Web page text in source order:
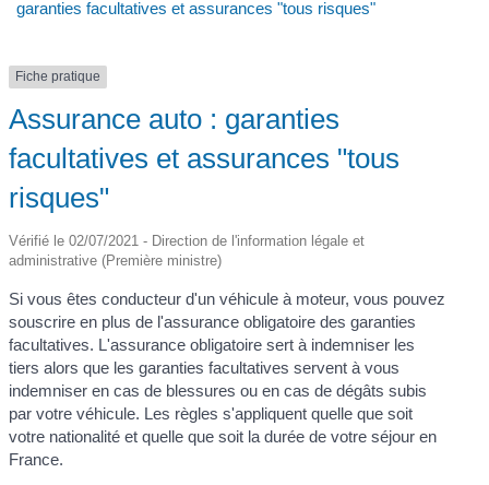
garanties facultatives et assurances "tous risques"
Fiche pratique
Assurance auto : garanties
facultatives et assurances "tous
risques"
Vérifié le 02/07/2021 - Direction de l'information légale et
administrative (Première ministre)
Si vous êtes conducteur d'un véhicule à moteur, vous pouvez
souscrire en plus de l'assurance obligatoire des garanties
facultatives. L'assurance obligatoire sert à indemniser les
tiers alors que les garanties facultatives servent à vous
indemniser en cas de blessures ou en cas de dégâts subis
par votre véhicule. Les règles s'appliquent quelle que soit
votre nationalité et quelle que soit la durée de votre séjour en
France.